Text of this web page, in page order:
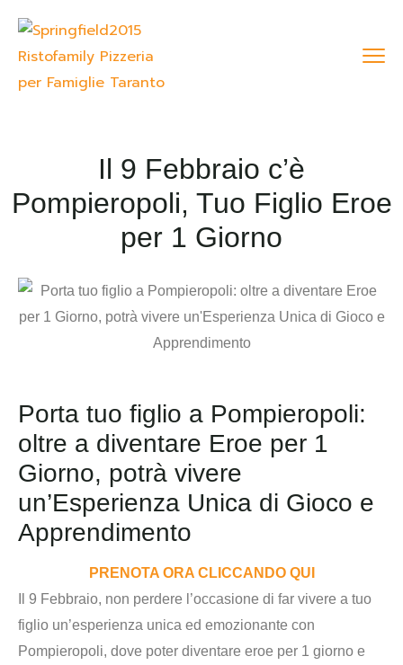
Il 9 Febbraio c’è
Pompieropoli, Tuo Figlio Eroe
per 1 Giorno
Porta tuo figlio a Pompieropoli:
oltre a diventare Eroe per 1
Giorno, potrà vivere
un’Esperienza Unica di Gioco e
Apprendimento
PRENOTA ORA CLICCANDO QUI
Il 9 Febbraio, non perdere l’occasione di far vivere a tuo
figlio un’esperienza unica ed emozionante con
Pompieropoli, dove poter diventare eroe per 1 giorno e